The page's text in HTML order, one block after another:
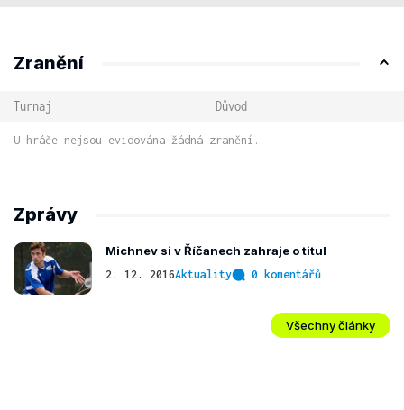
Zranění
Turnaj Důvod
U hráče nejsou evidována žádná zranění.
Zprávy
Michnev si v Říčanech zahraje o titul
2. 12. 2016Aktuality 0 komentářů
Všechny články